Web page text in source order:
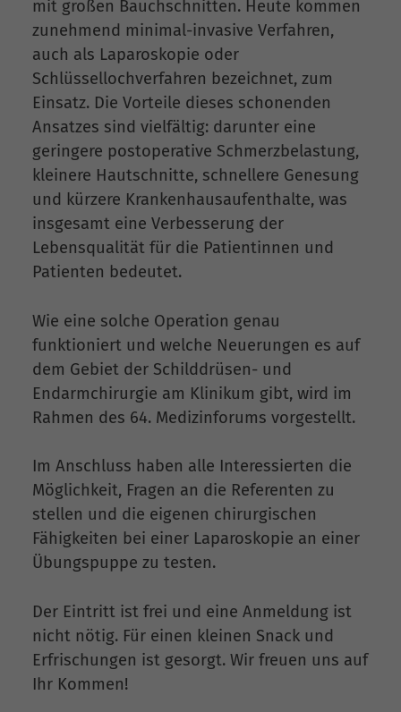
mit großen Bauchschnitten. Heute kommen
zunehmend minimal-invasive Verfahren,
auch als Laparoskopie oder
Schlüssellochverfahren bezeichnet, zum
Einsatz. Die Vorteile dieses schonenden
Ansatzes sind vielfältig: darunter eine
geringere postoperative Schmerzbelastung,
kleinere Hautschnitte, schnellere Genesung
und kürzere Krankenhausaufenthalte, was
insgesamt eine Verbesserung der
Lebensqualität für die Patientinnen und
Patienten bedeutet.
Wie eine solche Operation genau
funktioniert und welche Neuerungen es auf
dem Gebiet der Schilddrüsen- und
Endarmchirurgie am Klinikum gibt, wird im
Rahmen des 64. Medizinforums vorgestellt.
Im Anschluss haben alle Interessierten die
Möglichkeit, Fragen an die Referenten zu
stellen und die eigenen chirurgischen
Fähigkeiten bei einer Laparoskopie an einer
Übungspuppe zu testen.
Der Eintritt ist frei und eine Anmeldung ist
nicht nötig. Für einen kleinen Snack und
Erfrischungen ist gesorgt. Wir freuen uns auf
Ihr Kommen!